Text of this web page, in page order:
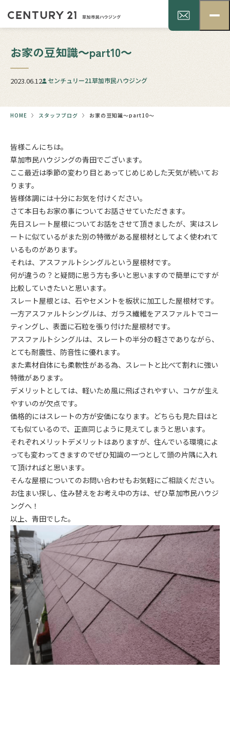
お家の豆知識～part10～
2023.06.12 センチュリー21草加市民ハウジング
HOME スタッフブログ お家の豆知識～part10～
皆様こんにちは。
草加市民ハウジングの青田でございます。
ここ最近は季節の変わり目とあってじめじめした天気が続いてお
ります。
皆様体調には十分にお気を付けください。
さて本日もお家の事についてお話させていただきます。
先日スレート屋根についてお話をさせて頂きましたが、実はスレ
ートに似ているがまた別の特徴がある屋根材としてよく使われて
いるものがあります。
それは、アスファルトシングルという屋根材です。
何が違うの？と疑問に思う方も多いと思いますので簡単にですが
比較していきたいと思います。
スレート屋根とは、石やセメントを板状に加工した屋根材です。
一方アスファルトシングルは、ガラス繊維をアスファルトでコー
ティングし、表面に石粒を張り付けた屋根材です。
アスファルトシングルは、スレートの半分の軽さでありながら、
とても耐震性、防音性に優れます。
また素材自体にも柔軟性がある為、スレートと比べて割れに強い
特徴があります。
デメリットとしては、軽いため風に飛ばされやすい、コケが生え
やすいのが欠点です。
価格的にはスレートの方が安価になります。どちらも見た目はと
ても似ているので、正直同じように見えてしまうと思います。
それぞれメリットデメリットはありますが、住んでいる環境によ
っても変わってきますのでぜひ知識の一つとして頭の片隅に入れ
て頂ければと思います。
そんな屋根についてのお問い合わせもお気軽にご相談ください。
お住まい探し、住み替えをお考え中の方は、ぜひ草加市民ハウジ
ングへ！
以上、青田でした。